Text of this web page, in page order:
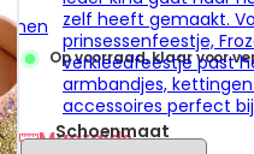
zelf heeft gemaakt.
prinsessenfeestje,
verkleedfeestje past
armbandjes,
accessoires perfect
Op voorraad, klaar voor
Maatgids
Schoenmaat